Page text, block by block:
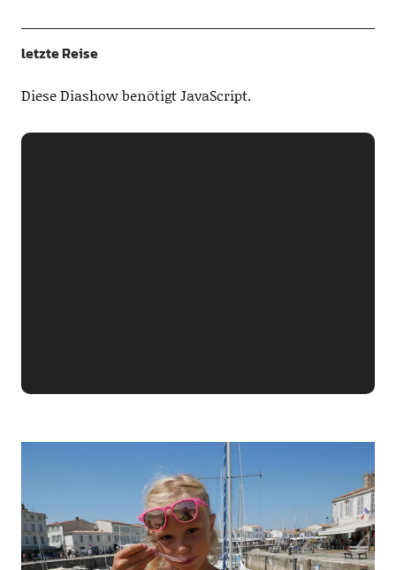
letzte Reise
Diese Diashow benötigt JavaScript.